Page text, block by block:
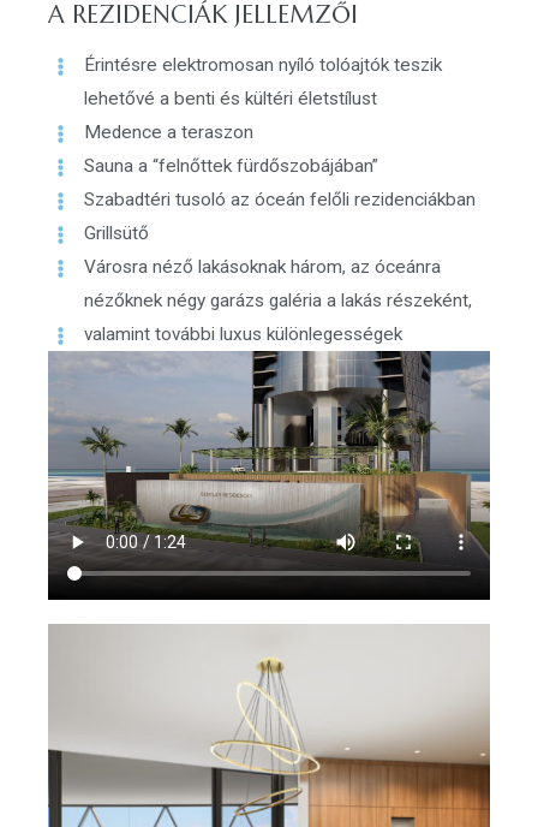
A REZIDENCIÁK JELLEMZŐI
Érintésre elektromosan nyíló tolóajtók teszik
lehetővé a benti és kültéri életstílust
Medence a teraszon
Sauna a “felnőttek fürdőszobájában”
Szabadtéri tusoló az óceán felőli rezidenciákban
Grillsütő
Városra néző lakásoknak három, az óceánra
nézőknek négy garázs galéria a lakás részeként,
valamint további luxus különlegességek